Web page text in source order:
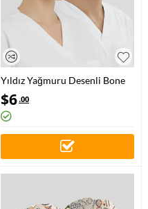
Yıldız Yağmuru Desenli Bone
(Cotton Likra Kumaş)
$6.00